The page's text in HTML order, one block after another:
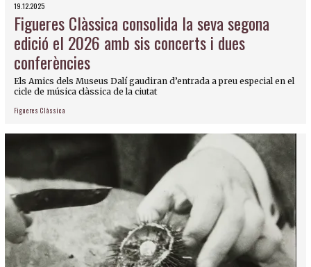
19.12.2025
Figueres Clàssica consolida la seva segona
edició el 2026 amb sis concerts i dues
conferències
Els Amics dels Museus Dalí gaudiran d’entrada a preu especial en el
cicle de música clàssica de la ciutat
Figueres Clàssica